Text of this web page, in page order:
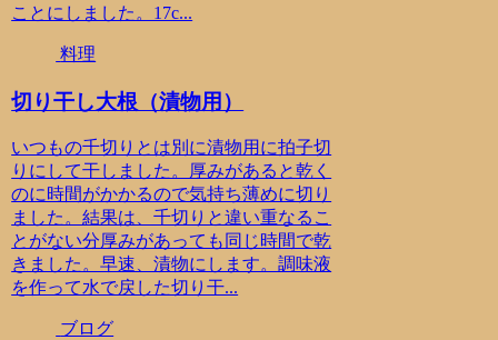
ことにしました。17c...
料理
切り干し大根（漬物用）
いつもの千切りとは別に漬物用に拍子切
りにして干しました。厚みがあると乾く
のに時間がかかるので気持ち薄めに切り
ました。結果は、千切りと違い重なるこ
とがない分厚みがあっても同じ時間で乾
きました。早速、漬物にします。調味液
を作って水で戻した切り干...
ブログ